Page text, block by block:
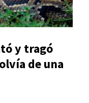
y tragó
de una